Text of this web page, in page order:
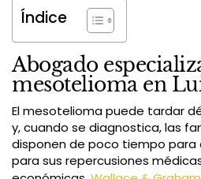
Índice
Abogado
mesotelioma en
El mesotelioma puede tardar
y, cuando se diagnostica, las
disponen de poco tiempo para
para sus repercusiones